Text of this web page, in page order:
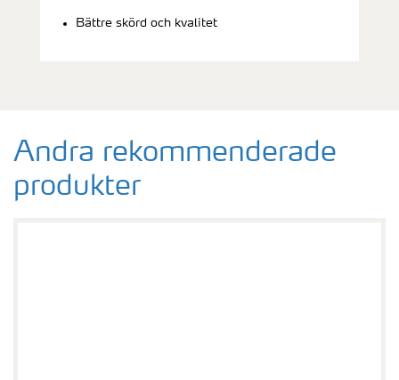
Bättre skörd och kvalitet
Andra rekommenderade
produkter